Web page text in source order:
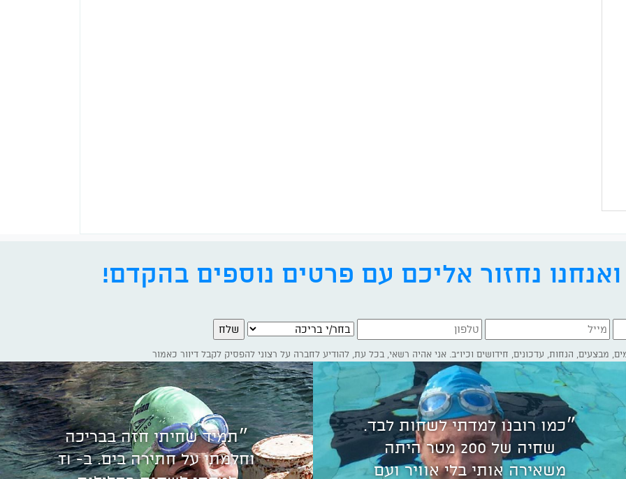
נחזור אליכם עם פרטים נוספים בהקדם!
בחר/י בריכה
״כמו רובנו למדתי לשחות לבד.
שחיה של 200 מטר היתה
משאירה אותי בלי אוויר ועם
״תמיד שחיתי חזה בבריכה
וחלמתי על חתירה בים. ב- TI